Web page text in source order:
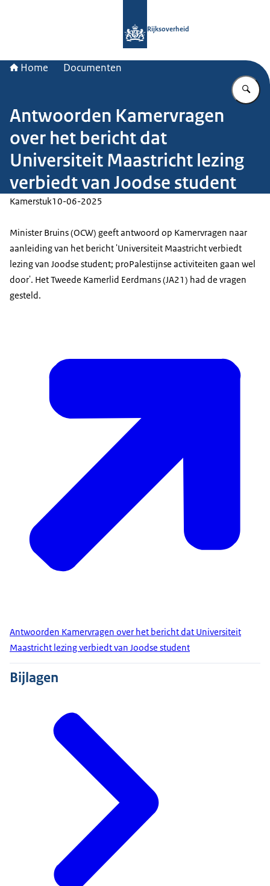
Rijksoverheid
Home Documenten
Antwoorden Kamervragen
over het bericht dat
Universiteit Maastricht lezing
verbiedt van Joodse student
Kamerstuk10-06-2025
Minister Bruins (OCW) geeft antwoord op Kamervragen naar
aanleiding van het bericht 'Universiteit Maastricht verbiedt
lezing van Joodse student; proPalestijnse activiteiten gaan wel
door'. Het Tweede Kamerlid Eerdmans (JA21) had de vragen
gesteld.
Antwoorden Kamervragen over het bericht dat Universiteit
Maastricht lezing verbiedt van Joodse student
Bijlagen